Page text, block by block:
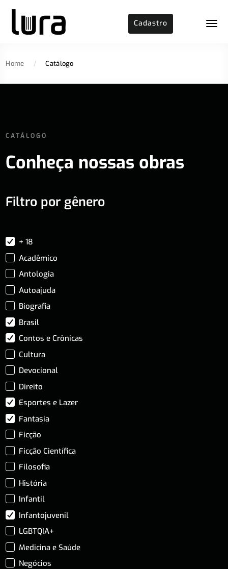
Cadastro
Home / Catálogo
CATÁLOGO
Conheça nossas obras
Filtro por gênero
+ 18
Acadêmico
Antologia
Autoajuda
Biografia
Brasil
Contos e Crônicas
Cultura
Devocional
Direito
Esportes e Lazer
Fantasia
Ficção
Ficção Científica
Filosofia
História
Infantil
Infantojuvenil
LGBTQIA+
Medicina e Saúde
Negócios